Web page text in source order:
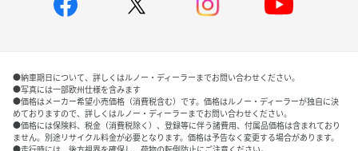
●納車期日について、詳しくはルノー・ディーラーまでお問い合わせください。
●写真には一部欧州仕様を含みます
●価格はメーカー希望小売価格（消費税含む）です。価格はルノー・ディーラーが独自に決
めておりますので、詳しくはルノー・ディーラーまでお問い合わせください。
●価格には保険料、税金（消費税除く）、登録等に伴う諸費用、付属品価格は含まれており
ません。別途リサイクル料金が必要となります。価格は予告なく変更する場合があります。